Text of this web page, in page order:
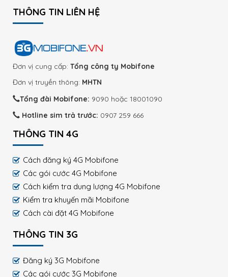
THÔNG TIN LIÊN HỆ
Đơn vị cung cấp: Tổng công ty Mobifone
Đơn vị truyền thông: MHTN
Tổng đài Mobifone: 9090 hoặc 18001090
Hotline sim trả trước: 0907 259 666
THÔNG TIN 4G
Cách đăng ký 4G Mobifone
Các gói cước 4G Mobifone
Cách kiểm tra dung lượng 4G Mobifone
Kiểm tra khuyến mãi Mobifone
Cách cài đặt 4G Mobifone
THÔNG TIN 3G
Đăng ký 3G Mobifone
Các gói cước 3G Mobifone